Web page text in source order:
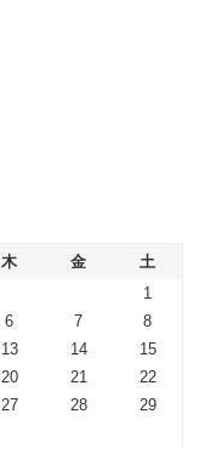
木 金
土
1
6 7
8
13 14
15
20 21
22
27 28
29